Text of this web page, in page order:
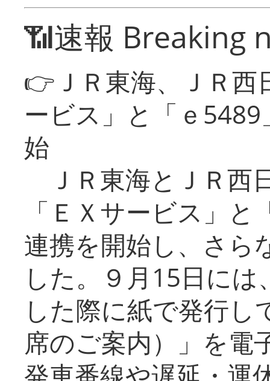
📶速報 Breaking
👉ＪＲ東海、ＪＲ
ービス」と「ｅ
始
ＪＲ東海とＪＲ西
「ＥＸサービス」
連携を開始し、さら
した。９月15日に
した際に紙で発行し
席のご案内）」を電